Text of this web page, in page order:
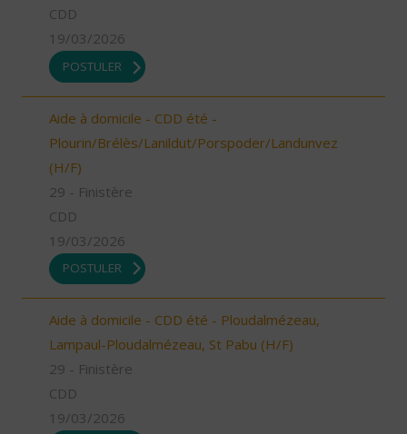
CDD
19/03/2026
POSTULER
Aide à domicile - CDD été -
Plourin/Brélès/Lanildut/Porspoder/Landunvez
(H/F)
29 - Finistère
CDD
19/03/2026
POSTULER
Aide à domicile - CDD été - Ploudalmézeau,
Lampaul-Ploudalmézeau, St Pabu (H/F)
29 - Finistère
CDD
19/03/2026